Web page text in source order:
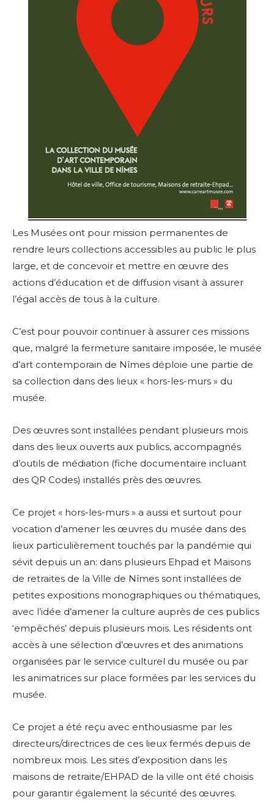
Les Musées ont pour mission permanentes de
rendre leurs collections accessibles au public le plus
large, et de concevoir et mettre en œuvre des
actions d’éducation et de diffusion visant à assurer
l’égal accès de tous à la culture.
C’est pour pouvoir continuer à assurer ces missions
que, malgré la fermeture sanitaire imposée, le musée
d’art contemporain de Nîmes déploie une partie de
sa collection dans des lieux « hors-les-murs » du
musée.
Des œuvres sont installées pendant plusieurs mois
dans des lieux ouverts aux publics, accompagnés
d’outils de médiation (fiche documentaire incluant
des QR Codes) installés près des œuvres.
Ce projet « hors-les-murs » a aussi et surtout pour
vocation d’amener les œuvres du musée dans des
lieux particulièrement touchés par la pandémie qui
sévit depuis un an: dans plusieurs Ehpad et Maisons
de retraites de la Ville de Nîmes sont installées de
petites expositions monographiques ou thématiques,
avec l’idée d’amener la culture auprès de ces publics
‘empêchés’ depuis plusieurs mois. Les résidents ont
accès à une sélection d’œuvres et des animations
organisées par le service culturel du musée ou par
les animatrices sur place formées par les services du
musée.
Ce projet a été reçu avec enthousiasme par les
directeurs/directrices de ces lieux fermés depuis de
nombreux mois. Les sites d’exposition dans les
maisons de retraite/EHPAD de la ville ont été choisis
pour garantir également la sécurité des œuvres.